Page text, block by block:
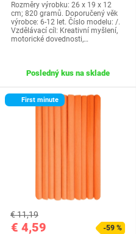
Rozměry výrobku: 26 x 19 x 12
cm; 820 gramů. Doporučený věk
výrobce: 6-12 let. Číslo modelu: /.
Vzdělávací cíl: Kreativní myšlení,
motorické dovednosti,…
Posledný kus na sklade
First minute
€ 4,59
€ 11,19
-59 %